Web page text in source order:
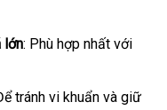
lớn: Phù hợp nhất nhập
với
tránh vi khuẩn shop
và giữ